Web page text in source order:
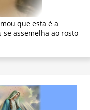
que esta é a
se assemelha ao rosto